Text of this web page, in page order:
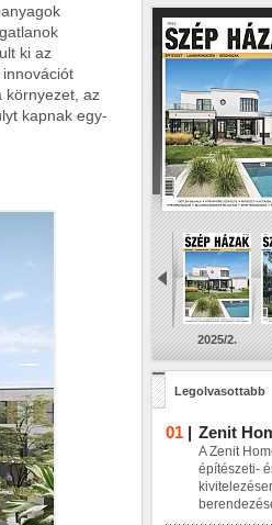
ki az
környezet, az
kapnak egy-
2025/2.
Legolvasottabb
01 | Zenit
A Zenit
építészeti-